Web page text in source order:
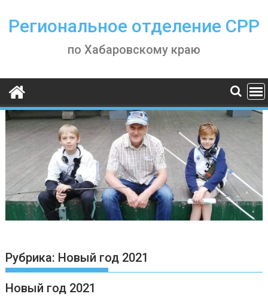
content
Региональное отделение СРР
по Хабаровскому краю
Рубрика: Новый год 2021
Новый год 2021